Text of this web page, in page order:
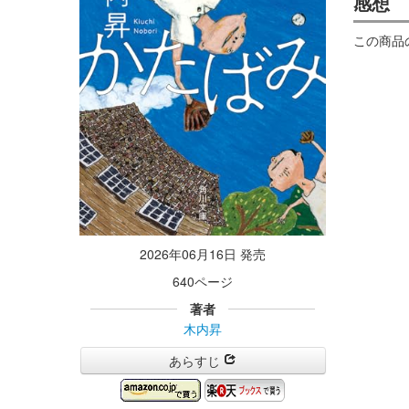
2026年06月16日 発売
640ページ
著者
木内昇
あらすじ
この商品